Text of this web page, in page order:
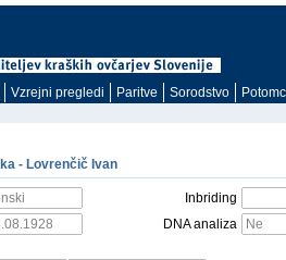
Vzrejni pregledi Paritve Sorodstvo
- Lovrenčič Ivan
Inbriding
DNA analiza